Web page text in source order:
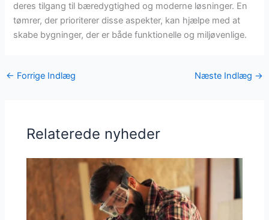
deres tilgang til bæredygtighed og moderne løsninger. En
tømrer, der prioriterer disse aspekter, kan hjælpe med at
skabe bygninger, der er både funktionelle og miljøvenlige.
← Forrige Indlæg Næste Indlæg →
Relaterede nyheder